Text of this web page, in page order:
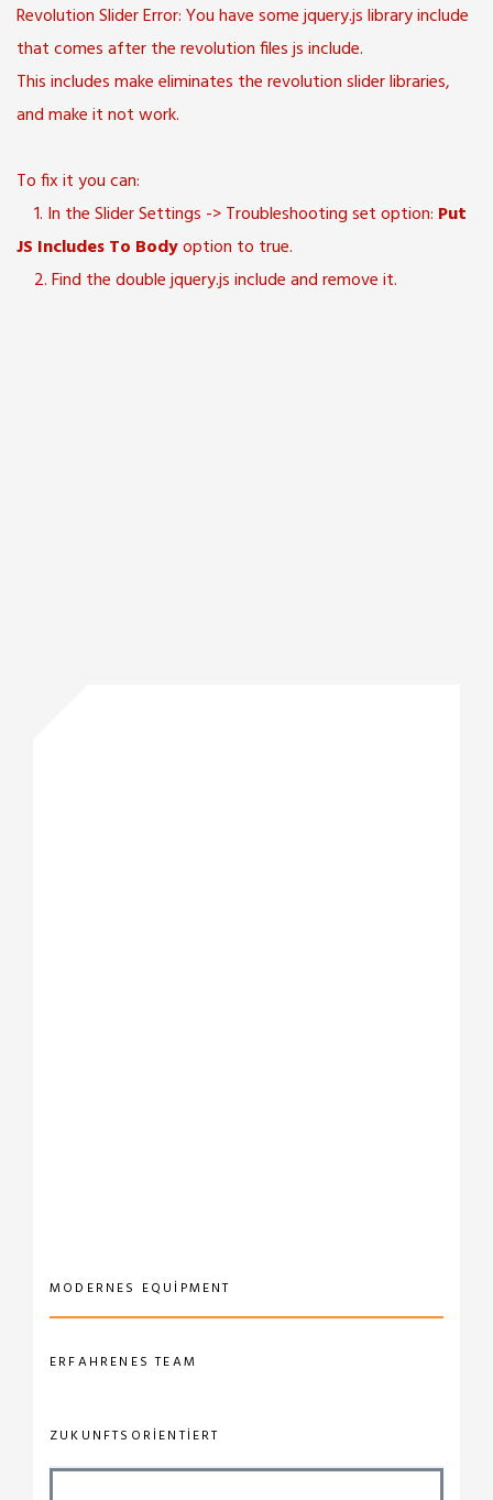
Revolution Slider Error: You have some jquery.js library include
that comes after the revolution files js include.
This includes make eliminates the revolution slider libraries,
and make it not work.
To fix it you can:
1. In the Slider Settings -> Troubleshooting set option: Put
JS Includes To Bodyoption to true.
2. Find the double jquery.js include and remove it.
MODERNES EQUIPMENT
ERFAHRENES TEAM
ZUKUNFTSORIENTIERT